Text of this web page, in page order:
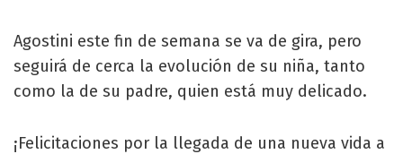
Agostini este fin de semana se va de gira, pero
seguirá de cerca la evolución de su niña, tanto
como la de su padre, quien está muy delicado.
¡Felicitaciones por la llegada de una nueva vida a